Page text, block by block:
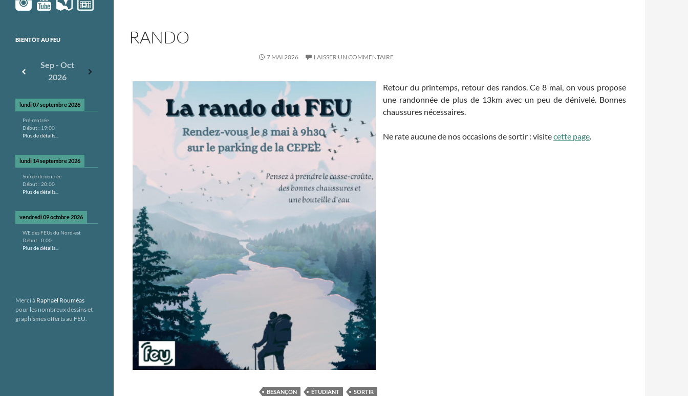
RANDO
7 MAI 2026 LAISSER UN COMMENTAIRE
Retour du printemps, retour des randos. Ce 8 mai, on vous propose
une randonnée de plus de 13km avec un peu de dénivelé. Bonnes
chaussures nécessaires.
Ne rate aucune de nos occasions de sortir : visitecette page.
BESANÇON ÉTUDIANT SORTIR
BIENTÔT AU FEU
Sep - Oct
2026
lundi 07 septembre 2026
Pré-rentrée
Début : 19:00
Plus de détails...
lundi 14 septembre 2026
Soirée de rentrée
Début : 20:00
Plus de détails...
vendredi 09 octobre 2026
WE des FEUs du Nord-est
Début : 0:00
Plus de détails...
Merci à Raphaël Rouméas
pour les nombreux dessins et
graphismes offerts au FEU.